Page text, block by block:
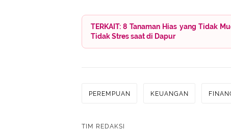
TERKAIT: 8 Tanaman Hias yang Tidak
Tidak Stres saat di Dapur
PEREMPUAN KEUANGAN
TIM REDAKSI